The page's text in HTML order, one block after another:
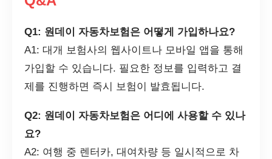
Q1: 원데이 자동차보험은 어떻게 가입하나요?
A1: 대개 보험사의 웹사이트나 모바일 앱을 통해
가입할 수 있습니다. 필요한 정보를 입력하고 결
제를 진행하면 즉시 보험이 발효됩니다.
Q2: 원데이 자동차보험은 어디에 사용할 수 있나
요?
A2: 여행 중 렌터카, 대여차량 등 일시적으로 차